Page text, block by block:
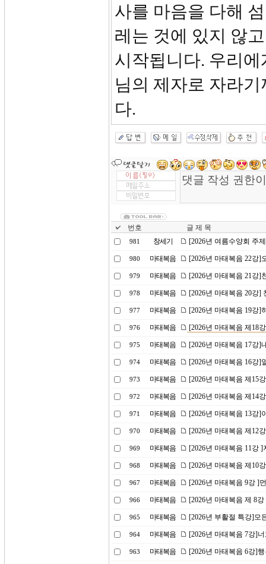
사를 마음을 다해
레는 것에 있지 않
시작됩니다. 우리
님의 제자로 자라
다.
번호 글 제 목
981 창세기 [2026년 여름수양회 주
980 마태복음 [2026년 마태복음 22강]
979 마태복음 [2026년 마태복음 21강]
978 마태복음 [2026년 마태복음 20강]
977 마태복음 [2026년 마태복음 19강]
976 마태복음 [2026년 마태복음 제18
975 마태복음 [2026년 마태복음 17강]
974 마태복음 [2026년 마태복음 16강]
973 마태복음 [2026년 마태복음 제15
972 마태복음 [2026년 마태복음 제14
971 마태복음 [2026년 마태복음 13강]
970 마태복음 [2026년 마태복음 제12
969 마태복음 [2026년 마태복음 11강
968 마태복음 [2026년 마태복음 제10
967 마태복음 [2026년 마태복음 9강 ]
966 마태복음 [2026년 마태복음 제 8
965 마태복음 [2026년 부활절 특강]모
964 마태복음 [2026년 마태복음 7강]
963 마태복음 [2026년 마태복음 6강]